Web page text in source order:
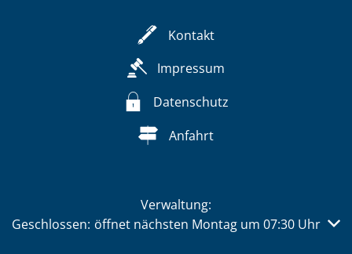
Kontakt
Impressum
Datenschutz
Anfahrt
Verwaltung:
Klicken, um weitere Öffnungs- oder Schließzeiten
Geschlossen: öffnet nächsten Montag um 07:30 Uhr